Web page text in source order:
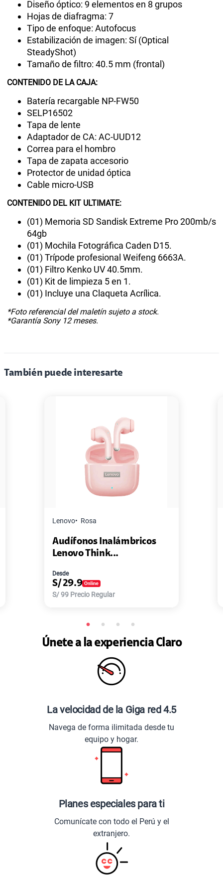
Diseño óptico: 9 elementos en 8 grupos
Hojas de diafragma: 7
Tipo de enfoque: Autofocus
Estabilización de imagen: Sí (Optical
SteadyShot)
Tamaño de filtro: 40.5 mm (frontal)
CONTENIDO DE LA CAJA:
Batería recargable NP-FW50
SELP16502
Tapa de lente
Adaptador de CA: AC-UUD12
Correa para el hombro
Tapa de zapata accesorio
Protector de unidad óptica
Cable micro-USB
CONTENIDO DEL KIT ULTIMATE:
(01) Memoria SD Sandisk Extreme Pro 200mb/s
64gb
(01) Mochila Fotográfica Caden D15.
(01) Trípode profesional Weifeng 6663A.
(01) Filtro Kenko UV 40.5mm.
(01) Kit de limpieza 5 en 1.
(01) Incluye una Claqueta Acrílica.
*Foto referencial del maletín sujeto a stock.
*Garantía Sony 12 meses.
También puede interesarte
Pack de 2 Power Bank Mini
Master-G ...
S/168
Únete a la experiencia Claro
La velocidad de la Giga red 4.5
Navega de forma ilimitada desde tu
equipo y hogar.
Planes especiales para ti
Comunícate con todo el Perú y el
extranjero.